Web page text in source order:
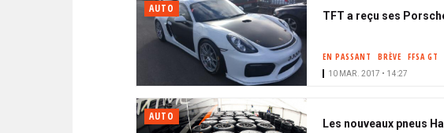
AUTO
TFT a reçu ses
EN PASSANT BRÈVE FFSA GT
10 MAR. 2017 • 14:27
AUTO
Les nouveaux pneus